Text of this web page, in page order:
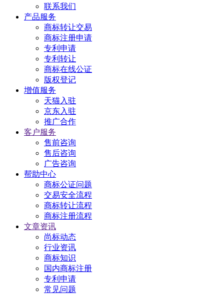
联系我们
产品服务
商标转让交易
商标注册申请
专利申请
专利转让
商标在线公证
版权登记
增值服务
天猫入驻
京东入驻
推广合作
客户服务
售前咨询
售后咨询
广告咨询
帮助中心
商标公证问题
交易安全流程
商标转让流程
商标注册流程
文章资讯
尚标动态
行业资讯
商标知识
国内商标注册
专利申请
常见问题